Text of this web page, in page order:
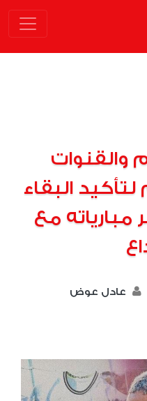
والقنوات
لتأكيد البقاء
مبارياته مع
عادل عوض